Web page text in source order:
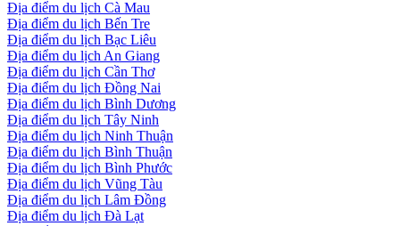
Địa điểm du lịch Cà Mau
Địa điểm du lịch Bến Tre
Địa điểm du lịch Bạc Liêu
Địa điểm du lịch An Giang
Địa điểm du lịch Cần Thơ
Địa điểm du lịch Đồng Nai
Địa điểm du lịch Bình Dương
Địa điểm du lịch Tây Ninh
Địa điểm du lịch Ninh Thuận
Địa điểm du lịch Bình Thuận
Địa điểm du lịch Bình Phước
Địa điểm du lịch Vũng Tàu
Địa điểm du lịch Lâm Đồng
Địa điểm du lịch Đà Lạt